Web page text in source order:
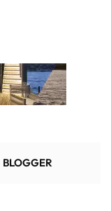
BLOGGER